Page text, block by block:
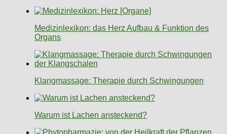
Medizinlexikon: das Herz Aufbau & Funktion des
Organs
Klangmassage: Therapie durch Schwingungen
Warum ist Lachen ansteckend?